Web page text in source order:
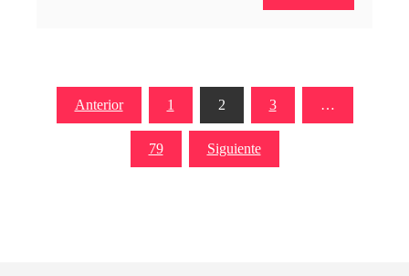
Paginación
Anterior 1 2 3 …
79 Siguiente